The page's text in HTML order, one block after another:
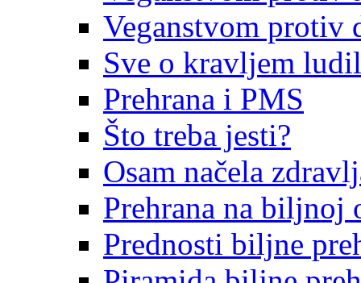
Veganstvom protiv
Sve o kravljem
Prehrana i PMS
Što treba jesti?
Osam načela
Prehrana na biljnoj
Prednosti biljne